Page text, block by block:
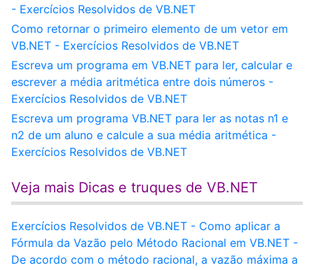
- Exercícios Resolvidos de VB.NET
Como retornar o primeiro elemento de um vetor em
VB.NET - Exercícios Resolvidos de VB.NET
Escreva um programa em VB.NET para ler, calcular e
escrever a média aritmética entre dois números -
Exercícios Resolvidos de VB.NET
Escreva um programa VB.NET para ler as notas n1 e
n2 de um aluno e calcule a sua média aritmética -
Exercícios Resolvidos de VB.NET
Veja mais Dicas e truques de VB.NET
Exercícios Resolvidos de VB.NET - Como aplicar a
Fórmula da Vazão pelo Método Racional em VB.NET -
De acordo com o método racional, a vazão máxima a